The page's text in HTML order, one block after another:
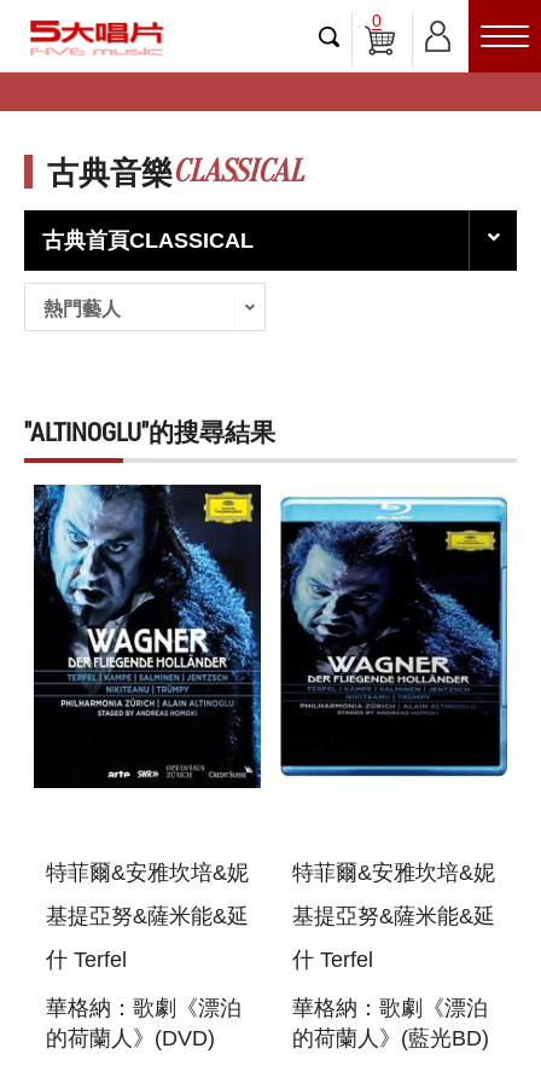
0
古典音樂CLASSICAL
古典首頁CLASSICAL
熱門藝人
"ALTINOGLU"的搜尋結果
特菲爾&安雅坎培&妮
基提亞努&薩米能&延
什 Terfel
華格納：歌劇《漂泊
的荷蘭人》(DVD)
特菲爾&安雅坎培&妮
基提亞努&薩米能&延
什 Terfel
華格納：歌劇《漂泊
的荷蘭人》(藍光BD)